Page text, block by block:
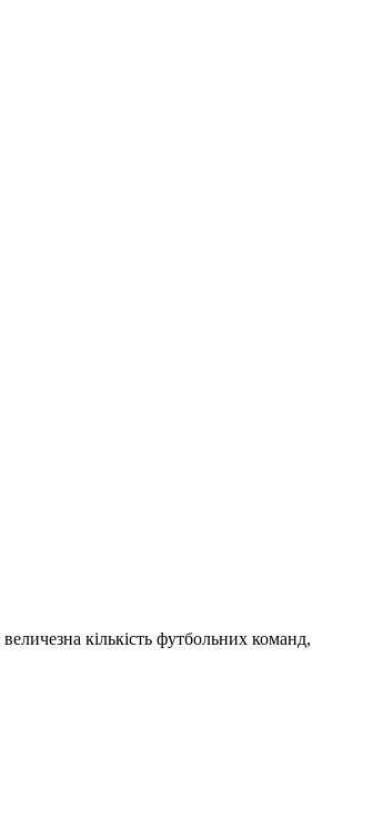
кількість футбольних команд,